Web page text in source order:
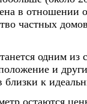
в отношении
частных
одним из
и
близки к
остаются